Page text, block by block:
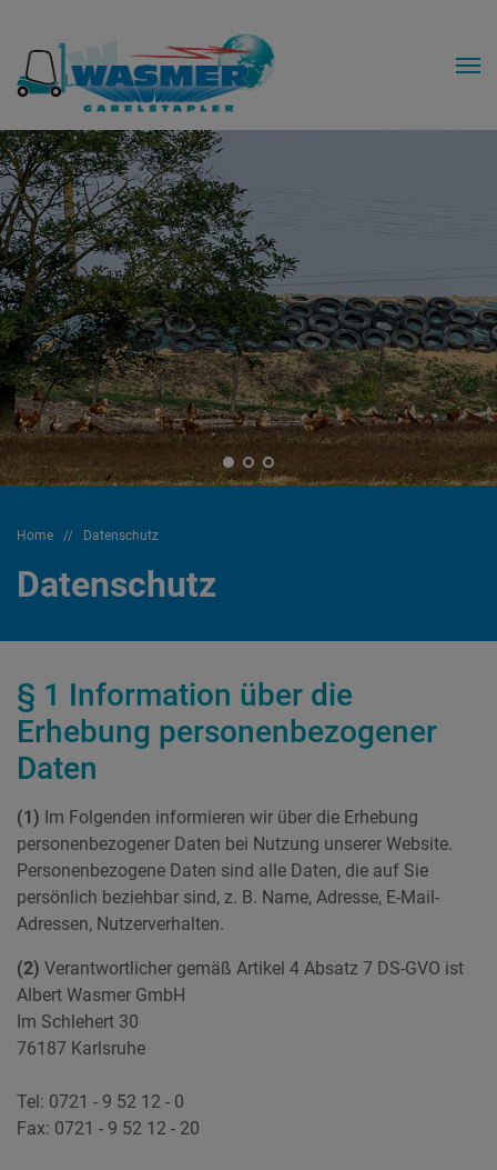
Home // Datenschutz
Datenschutz
§ 1 Information über die
Erhebung personenbezogener
Daten
(1) Im Folgenden informieren wir über die Erhebung
personenbezogener Daten bei Nutzung unserer Website.
Personenbezogene Daten sind alle Daten, die auf Sie
persönlich beziehbar sind, z. B. Name, Adresse, E-Mail-
Adressen, Nutzerverhalten.
(2) Verantwortlicher gemäß Artikel 4 Absatz 7 DS-GVO ist
Albert Wasmer GmbH
Im Schlehert 30
76187 Karlsruhe
Tel: 0721 - 9 52 12 - 0
Fax: 0721 - 9 52 12 - 20